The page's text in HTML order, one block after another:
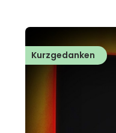
Kurzgedanken